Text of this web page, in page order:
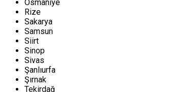
Osmaniye
Rize
Sakarya
Samsun
Siirt
Sinop
Sivas
Şanlıurfa
Şırnak
Tekirdağ